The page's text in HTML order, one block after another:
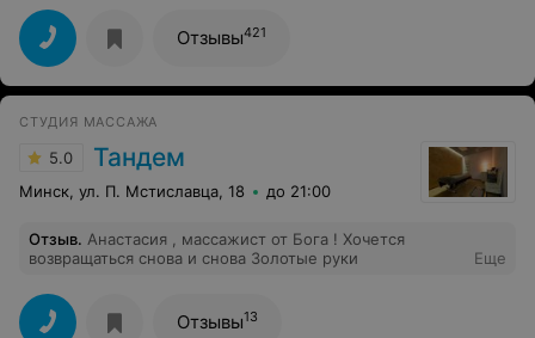
фенов Персонал вежливый
Отзывы421
СТУДИЯ МАССАЖА
5.0 Тандем
Минск, ул. П. Мстиславца, 18 до 21:00
Отзыв. Анастасия , массажист от Бога ! Хочется
возвращаться снова и снова Золотые руки
Еще
Отзывы13